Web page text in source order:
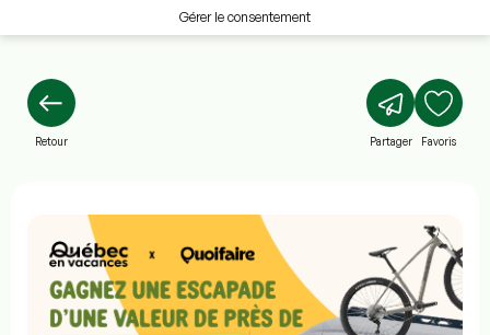
Gérer le consentement
Retour Partager Favoris